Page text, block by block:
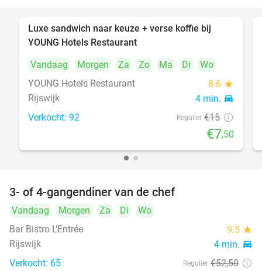
Luxe sandwich naar keuze + verse koffie bij
YOUNG Hotels Restaurant
Vandaag
Morgen Za Zo Ma Di
Wo
YOUNG Hotels Restaurant
8.6 star
Rijswijk 4 min. directions_car
Verkocht: 92 Regulier €15
€7,50
3- of 4-gangendiner van de chef
Vandaag Morgen Za Di
Wo
Bar Bistro L'Entrée
9.5 star
Rijswijk 4 min. directions_car
Verkocht: 65 Regulier €52,50